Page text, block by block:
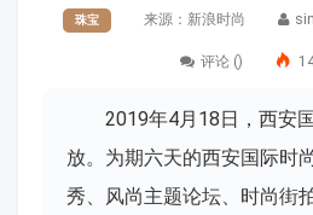
珠宝 来源：新浪时尚
评论 ()
2019年4月18日，西安
放。为期六天的西安国际时
秀、风尚主题论坛、时尚街